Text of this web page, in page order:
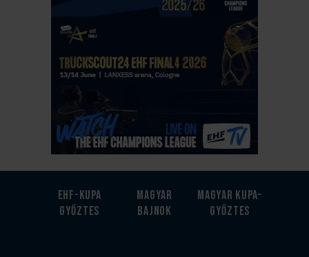
EHF-Kupa
győztes
Magyar
bajnok
Magyar kupa-
győztes